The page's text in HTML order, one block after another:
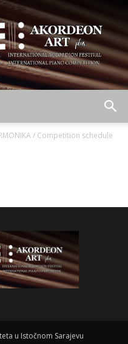
/ Competition schedule
u Istočnom Sarajevu